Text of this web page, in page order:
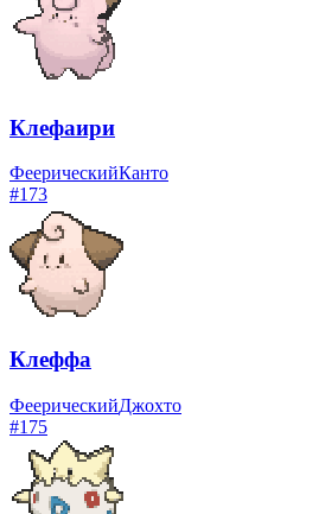
Клефаири
ФеерическийКанто
#173
Клеффа
ФеерическийДжохто
#175